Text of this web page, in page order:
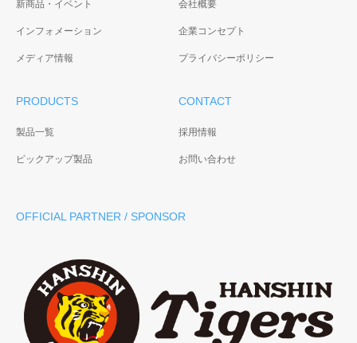
2025年〜プラチナパートナー
契約 2019年11月〜ゴールド
月〜ブロンズスポンサー契約
大阪エヴェッサ オフィシ
新商品・イベント
インフォメーション
メディア情報
会社概要
企業コンセプト
プライバシーポリシー
PRODUCTS
製品一覧
ピックアップ製品
CONTACT
採用情報
お問い合わせ
OFFICIAL PARTNER / SPONSOR